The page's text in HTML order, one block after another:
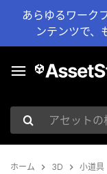
あらゆるワーク
ンテンツで、
アセットの検索
ホーム 3D 小道具